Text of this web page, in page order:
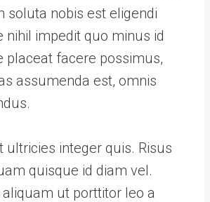
soluta nobis est eligendi
nihil impedit quo minus id
placeat facere possimus,
assumenda est, omnis
ultricies integer quis. Risus
quisque id diam vel.
ut porttitor leo a